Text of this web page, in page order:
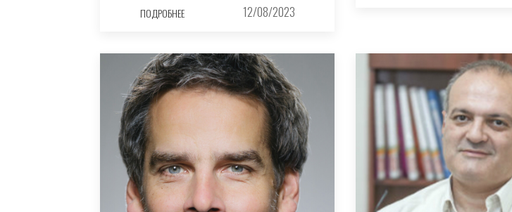
ПОДРОБНЕЕ 12/08/2023